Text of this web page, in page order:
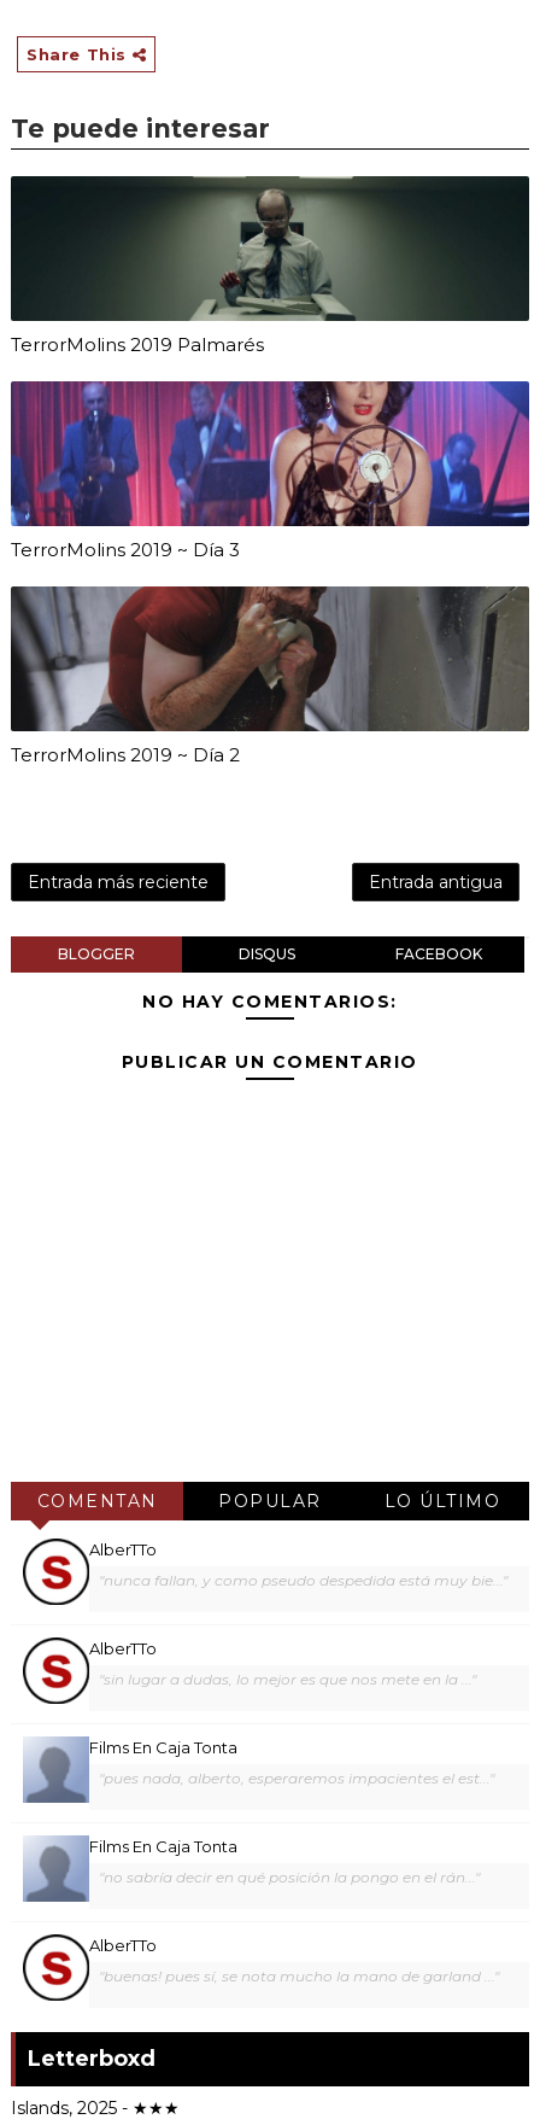
Share This
Te puede interesar
TerrorMolins 2019 Palmarés
TerrorMolins 2019 ~ Día 3
TerrorMolins 2019 ~ Día 2
Entrada más reciente Entrada antigua
BLOGGER DISQUS FACEBOOK
NO HAY COMENTARIOS:
PUBLICAR UN COMENTARIO
COMENTAN POPULAR LO ÚLTIMO
AlberTTo
"nunca fallan, y como pseudo despedida está muy bie..."
AlberTTo
"sin lugar a dudas, lo mejor es que nos mete en la ..."
Films En Caja Tonta
"pues nada, alberto, esperaremos impacientes el est..."
Films En Caja Tonta
"no sabría decir en qué posición la pongo en el rán..."
AlberTTo
"buenas! pues sí, se nota mucho la mano de garland ..."
Letterboxd
Islands, 2025 - ★★★